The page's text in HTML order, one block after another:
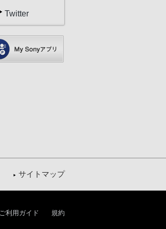
Twitter
サイトマップ
ご利用ガイド 規約